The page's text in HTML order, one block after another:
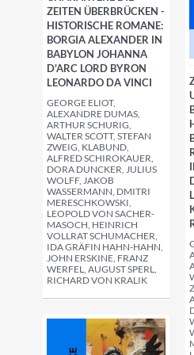
ZEITEN ÜBERBRÜCKEN -
HISTORISCHE ROMANE:
BORGIA ALEXANDER IN
BABYLON JOHANNA
D'ARC LORD BYRON
LEONARDO DA VINCI
GEORGE ELIOT,
ALEXANDRE DUMAS,
ARTHUR SCHURIG,
WALTER SCOTT, STEFAN
ZWEIG, KLABUND,
ALFRED SCHIROKAUER,
DORA DUNCKER, JULIUS
WOLFF, JAKOB
WASSERMANN, DMITRI
MERESCHKOWSKI,
LEOPOLD VON SACHER-
MASOCH, HEINRICH
VOLLRAT SCHUMACHER,
IDA GRÄFIN HAHN-HAHN,
JOHN ERSKINE, FRANZ
WERFEL, AUGUST SPERL,
RICHARD VON KRALIK